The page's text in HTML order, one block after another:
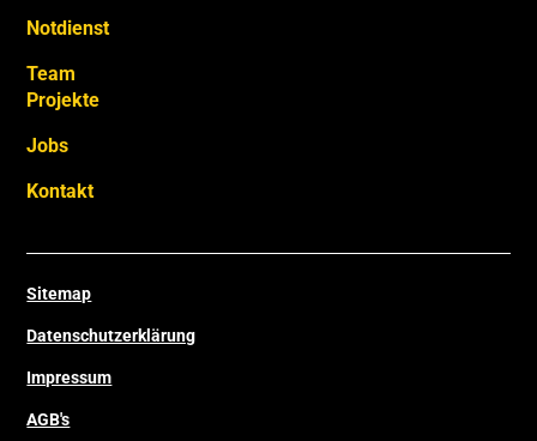
Notdienst
Team
Projekte
Jobs
Kontakt
Sitemap
Datenschutzerklärung
Impressum
AGB's